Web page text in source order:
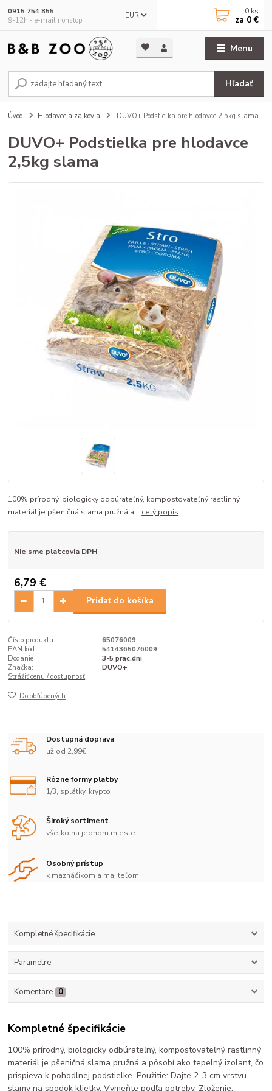
Menu
EUR
Hľadať
0915 754 855
9-12h - e-mail nonstop
0 ks
za 0 €
Úvod Hlodavce a zajkovia DUVO+ Podstielka pre hlodavce 2,5kg slama
DUVO+ Podstielka pre hlodavce
2,5kg slama
100% prírodný, biologicky odbúrateľný, kompostovateľný rastlinný
materiál je pšeničná slama pružná a... celý popis
Nie sme platcovia DPH
6,79 €
Pridať do košíka
Číslo produktu:
65076009
EAN kód:
5414365076009
Dodanie :
3-5 prac.dni
Značka:
DUVO+
Strážiť cenu / dostupnosť
Do obľúbených
Dostupná doprava
už od 2,99€
Rôzne formy platby
1/3, splátky, krypto
Široký sortiment
všetko na jednom mieste
Osobný prístup
k maznáčikom a majiteľom
Kompletné špecifikácie
Parametre
Komentáre 0
Kompletné špecifikácie
100% prírodný, biologicky odbúrateľný, kompostovateľný rastlinný
materiál je pšeničná slama pružná a pôsobí ako tepelný izolant, čo
prispieva k pohodlnej podstielke. Použitie: Dajte 2-3 cm vrstvu
slamy na spodok klietky. Vymeňte podľa potreby. Zloženie: